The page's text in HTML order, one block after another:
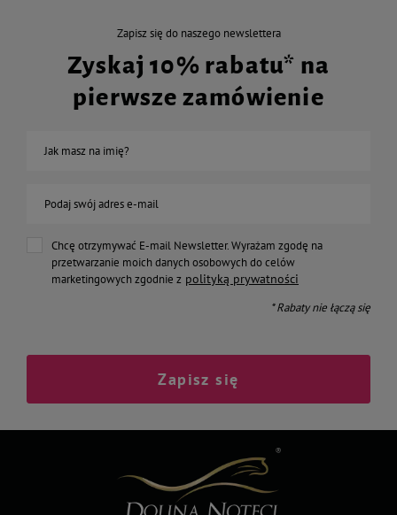
Zapisz się do naszego newslettera
Zyskaj 10% rabatu* na
pierwsze zamówienie
Jak masz na imię?
Podaj swój adres e-mail
Chcę otrzymywać E-mail Newsletter. Wyrażam zgodę na
przetwarzanie moich danych osobowych do celów
marketingowych zgodnie z polityką prywatności
* Rabaty nie łączą się
Zapisz się